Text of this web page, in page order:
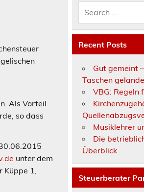
Als Vorteil
so dass
unter dem
1,
Recent Posts
Gut gemeint
Taschen
VBG: Regeln
Musiklehrer
Die
Überblick
Steuerberater